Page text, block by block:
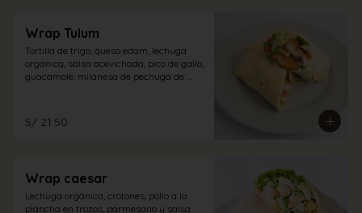
Wrap Tulum
Tortilla de trigo, queso edam, lechuga
orgánica, salsa acevichada, pico de gallo,
guacamole, milanesa de pechuga de
S/ 21.50
Wrap caesar
Lechuga orgánica, crotones, pollo a la
plancha en trozos, parmesano y salsa